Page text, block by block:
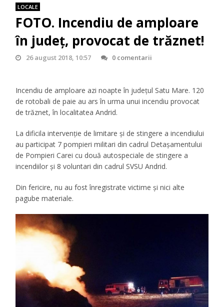
LOCALE
FOTO. Incendiu de amploare
în judeţ, provocat de trăznet!
26 august 2018, 10:57 0 comentarii
Incendiu de amploare azi noapte în judeţul Satu Mare. 120
de rotobali de paie au ars în urma unui incendiu provocat
de trăznet, în localitatea Andrid.
La dificila intervenție de limitare și de stingere a incendiului
au participat 7 pompieri militari din cadrul Detașamentului
de Pompieri Carei cu două autospeciale de stingere a
incendiilor și 8 voluntari din cadrul SVSU Andrid.
Din fericire, nu au fost înregistrate victime și nici alte
pagube materiale.